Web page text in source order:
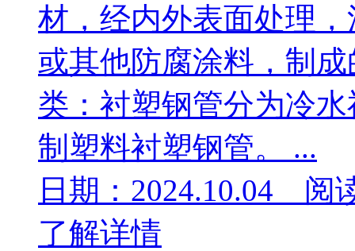
材，经内外表面处理
或其他防腐涂料，制
类：衬塑钢管分为冷
制塑料衬塑钢管。 ...
日期：2024.10.04 阅
了解详情